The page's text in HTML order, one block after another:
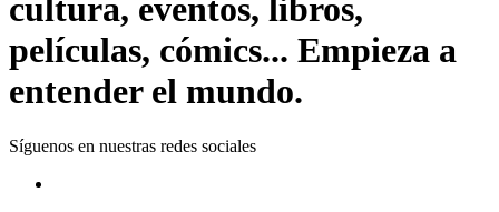
cultura, eventos, libros,
películas, cómics... Empieza a
entender el mundo.
Síguenos en nuestras redes sociales